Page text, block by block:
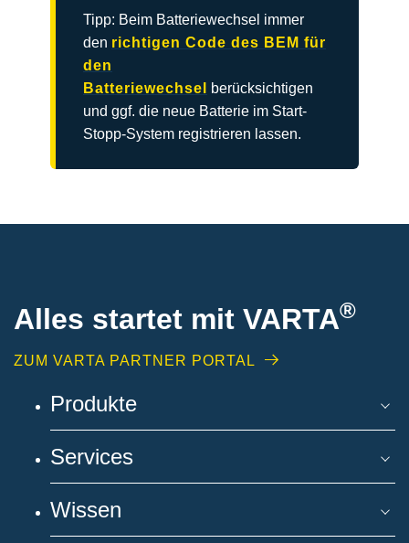
Tipp: Beim Batteriewechsel immer
den richtigen Code des BEM für
den
Batteriewechsel
berücksichtigen
und ggf. die neue Batterie im Start-
Stopp-System registrieren lassen.
Alles startet mit VARTA®
ZUM VARTA PARTNER PORTAL
Produkte
Services
Wissen